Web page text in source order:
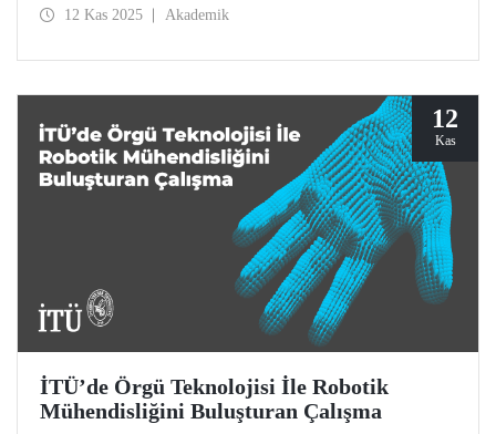
kategorisinde bronz madalya kazandı.
12 Kas 2025 Akademik
12
Kas
İTÜ’de Örgü Teknolojisi İle Robotik
Mühendisliğini Buluşturan Çalışma